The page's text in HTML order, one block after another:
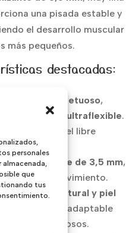
personales
que
tus
una pisada estable y
el desarrollo muscular
más pequeños.
destacadas:
100% respetuoso,
sin DROP y ultraflexible.
, que permite el libre
los dedos.
antideslizante de 3,5 mm,
limitar el movimiento.
en piel natural y piel
transpirable y adaptable
días más calurosos.